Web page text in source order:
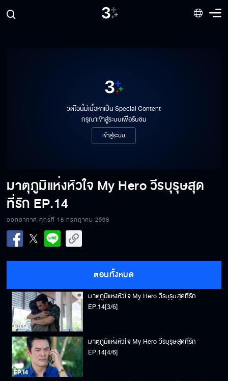
วิดีโอนี้มีเนื้อหาเป็น Special Content
กรุณาเข้าสู่ระบบเพื่อรับชม
เข้าสู่ระบบ
มาตุภูมิแห่งหัวใจ My Hero วีรบุรุษสุด
ที่รัก EP.14
ออกอากาศ ศุกร์ที่ 18 กรกฎาคม 2568
ตอนทั้งหมด
EP.14[1/6]
EP.14[2/6]
มาตุภูมิแห่งหัวใจ My Hero วีรบุรุษสุดที่รัก
EP.14[3/6]
มาตุภูมิแห่งหัวใจ My Hero วีรบุรุษสุดที่รัก
EP.14[4/6]